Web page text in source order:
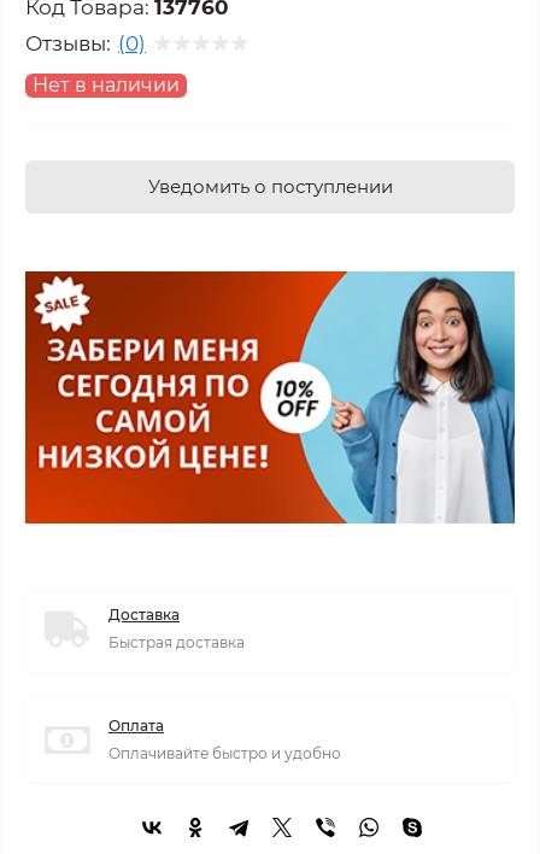
Код Товара: 137760
Отзывы: (0)
Нет в наличии
Уведомить о поступлении
Доставка
Быстрая доставка
Оплата
Оплачивайте быстро и удобно